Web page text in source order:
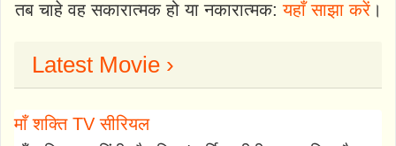
तब चाहे वह सकारात्मक हो या नकारात्मक:यहाँ साझा करें।
Latest Movie ›
माँ शक्ति TV सीरियल